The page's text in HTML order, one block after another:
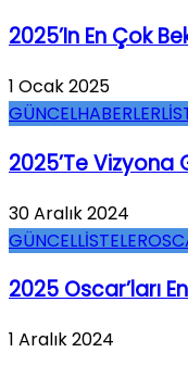
2025’in En Çok
1 Ocak 2025
GÜNCELHABERLER
2025’te Vizyona
30 Aralık 2024
GÜNCELLİSTELER
2025 Oscar’ları
1 Aralık 2024